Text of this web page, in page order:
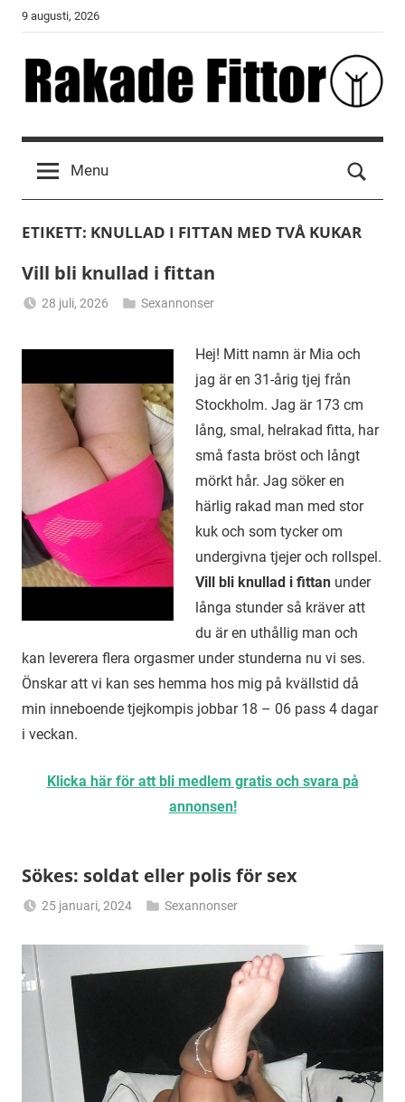
Skip
content
9 augusti, 2026
Rakade
Fittor
Menu
ETIKETT: KNULLAD I FITTAN MED TVÅ KUKAR
Vill bli knullad i fittan
28 juli, 2026
Sexannonser
Hej! Mitt namn är Mia och
jag är en 31-årig tjej från
Stockholm. Jag är 173 cm
lång, smal, helrakad fitta, har
små fasta bröst och långt
mörkt hår. Jag söker en
härlig rakad man med stor
kuk och som tycker om
undergivna tjejer och rollspel.
Vill bli knullad i fittan under
långa stunder så kräver att
du är en uthållig man och
kan leverera flera orgasmer under stunderna nu vi ses.
Önskar att vi kan ses hemma hos mig på kvällstid då
min inneboende tjejkompis jobbar 18 – 06 pass 4 dagar
i veckan.
Klicka här för att bli medlem gratis och svara på
annonsen!
Sökes: soldat eller polis för sex
25 januari, 2024
Sexannonser